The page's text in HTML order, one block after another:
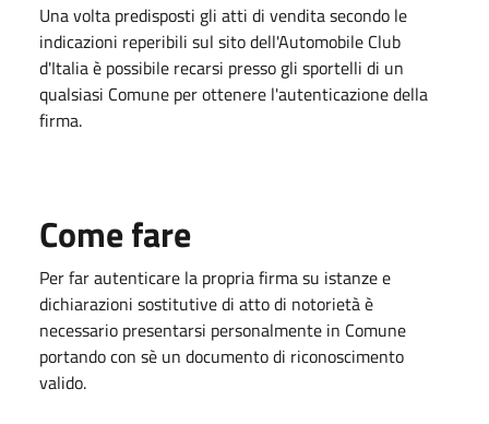
Una volta predisposti gli atti di vendita secondo le
indicazioni reperibili sul sito dell'Automobile Club
d'Italia è possibile recarsi presso gli sportelli di un
qualsiasi Comune per ottenere l'autenticazione della
firma.
Come fare
Per far autenticare la propria firma su istanze e
dichiarazioni sostitutive di atto di notorietà è
necessario presentarsi personalmente in Comune
portando con sè un documento di riconoscimento
valido.